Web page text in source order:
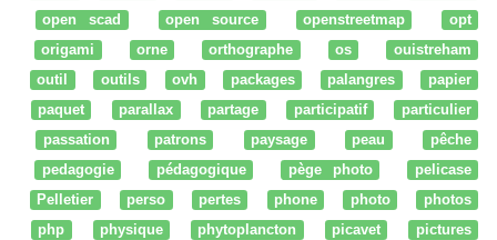
open scad
open source openstreetmap
opt
origami
orne orthographe os
ouistreham
outil
outils ovh packages palangres
papier
paquet
parallax partage participatif
particulier
passation
patrons paysage peau
pêche
pedagogie
pédagogique pège photo
pelicase
Pelletier
perso pertes phone photo
photos
php
physique phytoplancton picavet
pictures